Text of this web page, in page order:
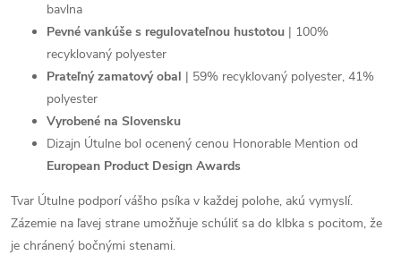
bavlna
Pevné vankúše s regulovateľnou hustotou | 100%
recyklovaný polyester
Prateľný zamatový obal | 59% recyklovaný polyester, 41%
polyester
Vyrobené na Slovensku
Dizajn Útulne bol ocenený cenou Honorable Mention od
European Product Design Awards
Tvar Útulne podporí vášho psíka v každej polohe, akú vymyslí.
Zázemie na ľavej strane umožňuje schúliť sa do klbka s pocitom, že
je chránený bočnými stenami.